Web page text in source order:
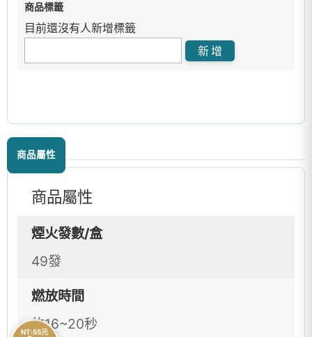
商品標籤
目前還沒有人新增標籤
商品屬性
商品屬性
煙火發數/盒
49發
燃放時間
約16~20秒
NT:55元